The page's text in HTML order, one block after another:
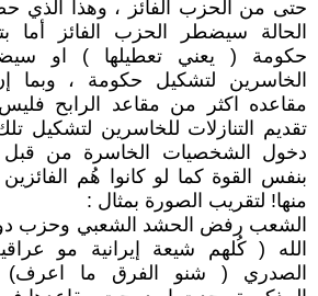
حتى من الحزب الفائز ، وهذا الذي
الحالة سيضطر الحزب الفائز أما
حكومة ( يعني تعطيلها ) او
الخاسرين لتشكيل حكومة ، وبما
مقاعده اكثر من مقاعد الرابح فليس
تقديم التنازلات للخاسرين لتشكيل
دخول الشخصيات الخاسرة من قبل
بنفس القوة كما لو كانوا هُم
منها! لتقريب الصورة بمثال :
الشعب رفض الحشد الشعبي وحزب
الله ( كُلهم شيعة إيرانية مو
الصدري ( شنو الفرق ما اعرف)